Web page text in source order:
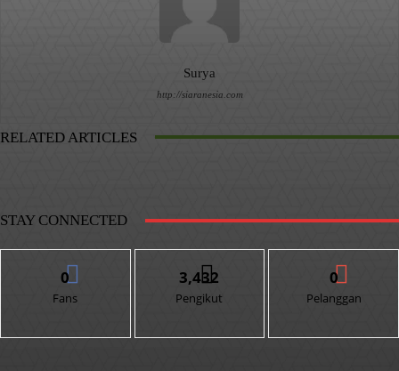
Surya
http://siaranesia.com
RELATED ARTICLES
STAY CONNECTED
0
Fans
3,432
Pengikut
0
Pelanggan